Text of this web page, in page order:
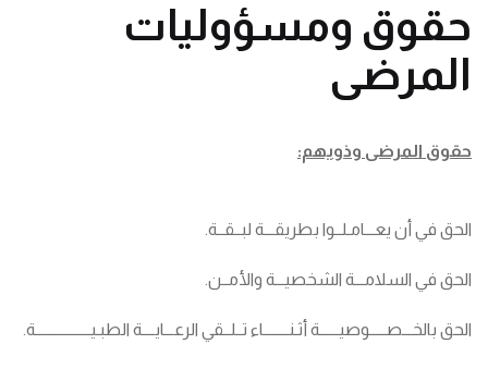
حقوق ومسؤوليات
المرضى
حقوق المرضى وذويهم:
الحق في أن يعـــامـلــوا بطريقـــة لبــقــة.
الحق في السلامـــة الشخصيـــة والأمــن.
الحق بالخـــصـــــوصيــــــة أثـنــــــــاء تــلــقي الرعـــايــــة الطبـيـــــــــــــــــة.